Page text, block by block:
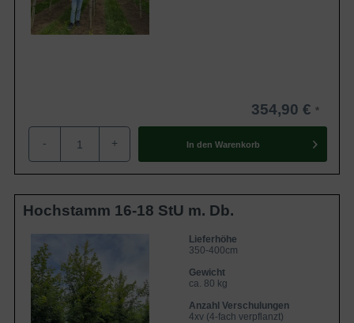
354,90 €
- + In den Warenkorb
Hochstamm 16-18 StU m. Db.
Lieferhöhe
350-400cm
Gewicht
ca. 80 kg
Anzahl Verschulungen
4xv (4-fach verpflanzt)